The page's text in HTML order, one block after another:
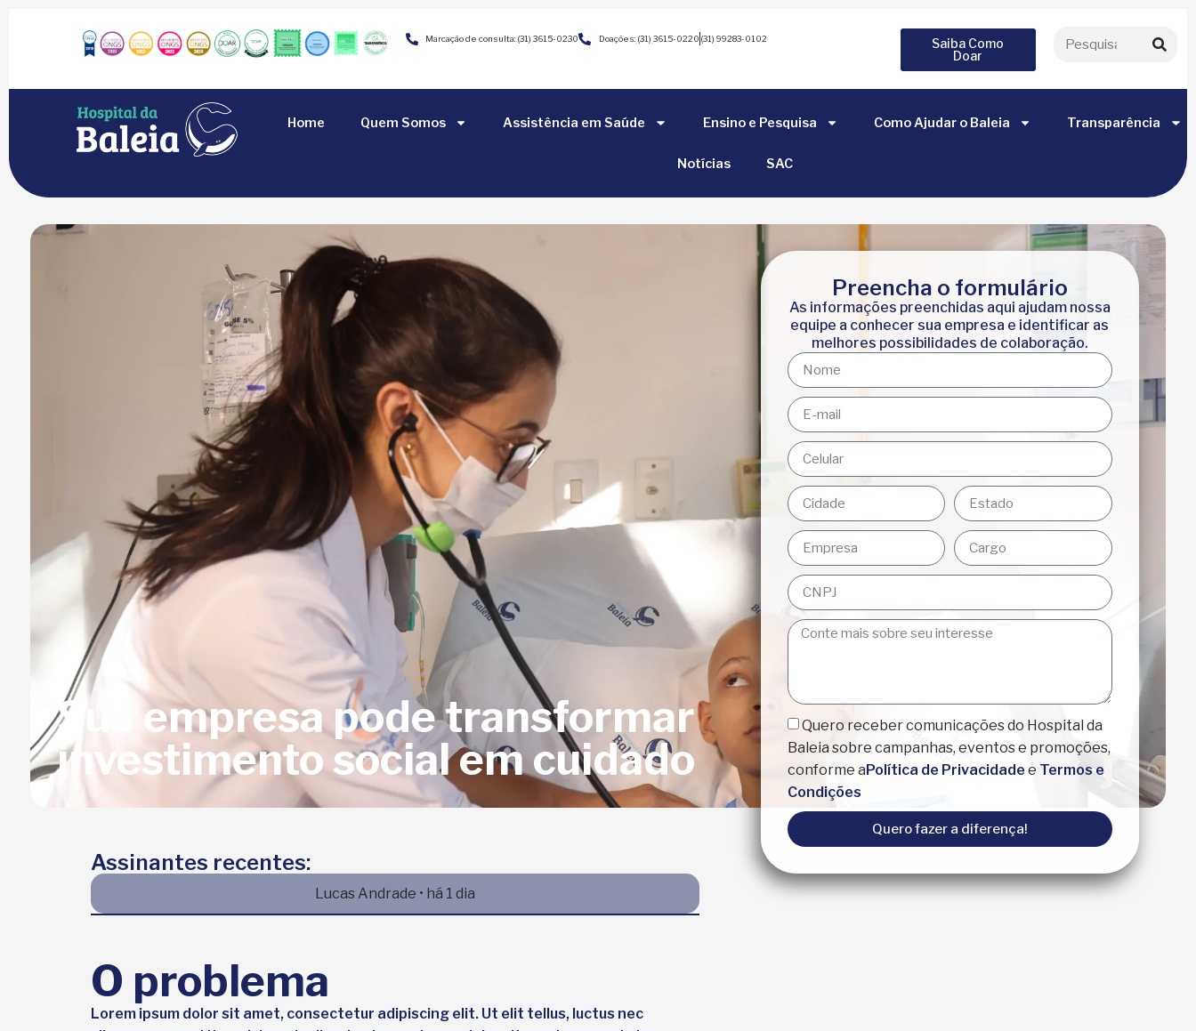
Marcação de consulta: (31) 3615-0230 Doações: (31) 3615-0220 (31) 99283-0102
Saiba Como
Doar
Home Quem Somos Assistência em Saúde Ensino e Pesquisa Como Ajudar o Baleia Transparência
Notícias SAC
Sua empresa pode transformar
investimento social em cuidado
Preencha o formulário
As informações preenchidas aqui ajudam nossa
equipe a conhecer sua empresa e identificar as
melhores possibilidades de colaboração.
Quero receber comunicações do Hospital da
Baleia sobre campanhas, eventos e promoções,
conforme aPolítica de Privacidade e Termos e
Condições
Quero fazer a diferença!
Assinantes recentes:
Lucas Andrade • há 1 dia Mariana Costa • há 1 dia
O problema
Lorem ipsum dolor sit amet, consectetur adipiscing elit. Ut elit tellus, luctus nec